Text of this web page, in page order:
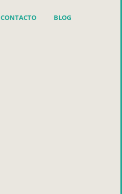
CONTACTO BLOG